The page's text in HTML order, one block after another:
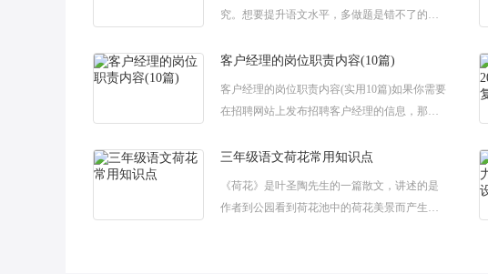
究。想要提升语文水平，多做题是错不了的，
阅给大家整理的一些高考语文学习方法技巧，
客户经理的岗位职责内容(10篇)
客户经理的岗位职责内容(实用10篇)如果你需要
在招聘网站上发布招聘客户经理的信息，那是
清楚？下面是小阅为大家整理的关于客
三年级语文荷花常用知识点
《荷花》是叶圣陶先生的一篇散文，讲述的是
作者到公园看到荷花池中的荷花美景而产生了